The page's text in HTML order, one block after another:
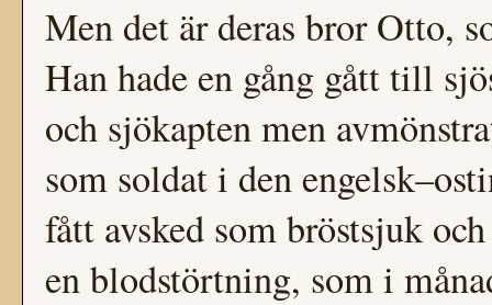
Men det är deras bror Otto,
Han hade en gång gått till
och sjökapten men
som soldat i den
fått avsked som bröstsjuk
en blodstörtning, som i